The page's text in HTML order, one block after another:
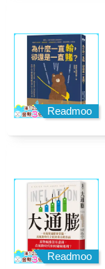
Readmoo
Readmoo